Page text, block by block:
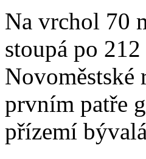
Na vrchol 70
stoupá po
Novoměstské
prvním patře
přízemí